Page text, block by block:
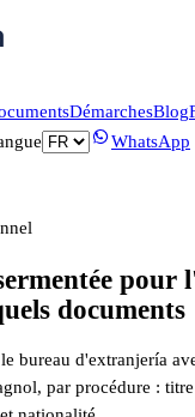
DémarchesBlog
WhatsApp
pour
documents
bureau d'extranjería
par procédure :